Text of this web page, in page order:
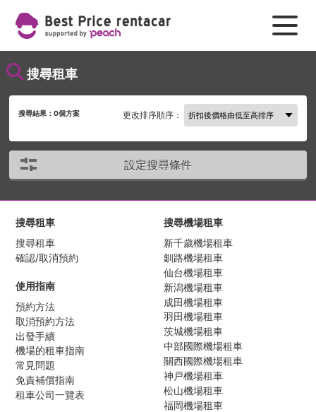
搜尋租車
搜尋結果：0個方案 更改排序順序：
設定搜尋條件
搜尋租車
搜尋租車
確認/取消預約
使用指南
預約方法
取消預約方法
出發手續
機場的租車指南
常見問題
免責補償指南
租車公司一覽表
搜尋機場租車
新千歲機場租車
釧路機場租車
仙台機場租車
新潟機場租車
成田機場租車
羽田機場租車
茨城機場租車
中部國際機場租車
關西國際機場租車
神戸機場租車
松山機場租車
福岡機場租車